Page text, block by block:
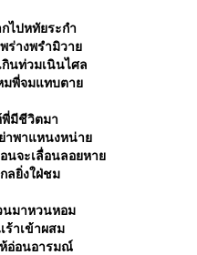
ไปหทัยระกำ
ร่างพรำมิวา
กินท่วมเนินไศล
มพี่จมแทบตา
พี่มีชีวิตมา
ย่าพาแหนงหน่า
นจะเลื่อนลอยหา
ลยิ่งใฝ่ชม
นมาหวนหอม
ร้าเข้าผสม
อ่อนอารมณ์